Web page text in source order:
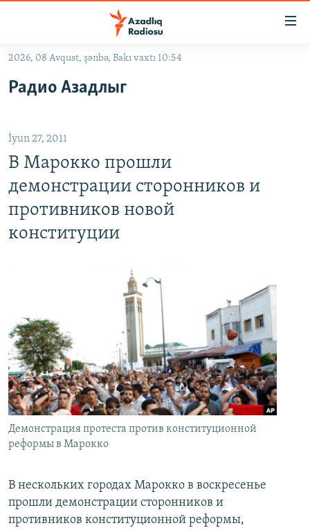
Əsas
qayıt
qayıt
Axtarışa
#İZAHLA
#ƏSLINDƏ
FƏRQƏ BAX
QANUNI DOĞRU
ARAŞDIRMA
MULTIMEDIA
İNFOQRAFIKA
KARIKATURA
AZƏRBAYCAN ƏDƏBIYYATI KITABXANASI
İSLAM VƏ DEMOKRATIYA
İZ - MƏDƏNIYYƏT PROQRAMI
MISSIYAMIZ
PEŞƏ ETIKASI VƏ JURNALISTIKA STANDARTLARIMIZ
MATERIALLARIMIZDAN ISTIFADƏ
AZADLIQRADIOSU MOBIL TELEFONUNUZDA
XƏBƏR BÜLLETENLƏRIMIZ
BIZI IZLƏ
RFE/RL-in bütün saytları
2026, 08 Avqust, şənbə, Bakı vaxtı 10:54
Радио Азадлыг
İyun 27, 2011
В Марокко прошли
демонстрации сторонников и
противников новой
конституции
Демонстрация протеста против конституционной
реформы в Марокко
В нескольких городах Марокко в воскресенье
прошли демонстрации сторонников и
противников конституционной реформы,